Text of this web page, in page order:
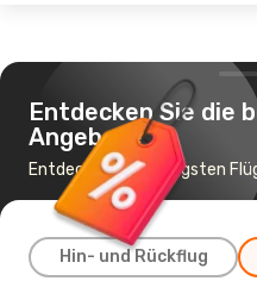
Entdecken Sie die
Angebote
Entdecke die günstigsten
Hin- und Rückflug